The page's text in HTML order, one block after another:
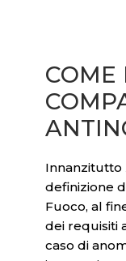
COME
Innanzitutto
definizione
Fuoco, al
dei requisiti
caso di